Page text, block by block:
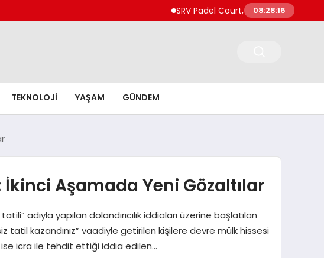
SRV Padel Court, Türkiye’de Padel
08:28:17
TEKNOLOJI YAŞAM GÜNDEM
İkinci Aşamada Yeni Gözaltılar
adıyla yapılan dolandırıcılık iddiaları üzerine başlatılan
kazandınız” vaadiyle getirilen kişilere devre mülk hissesi
icra ile tehdit ettiği iddia edilen…